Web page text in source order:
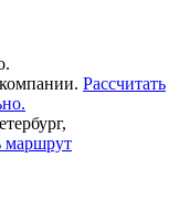
Рассчитать
маршрут